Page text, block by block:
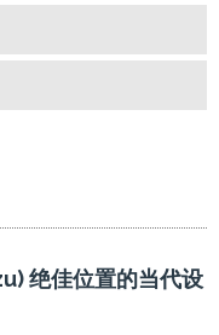
绝佳位置的当代设